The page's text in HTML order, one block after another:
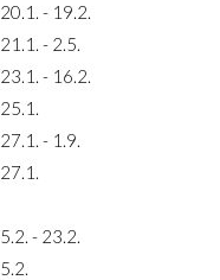
20.1. - 19.2.
21.1. - 2.5.
23.1. - 16.2.
25.1.
27.1. - 1.9.
27.1.
5.2. - 23.2.
5.2.